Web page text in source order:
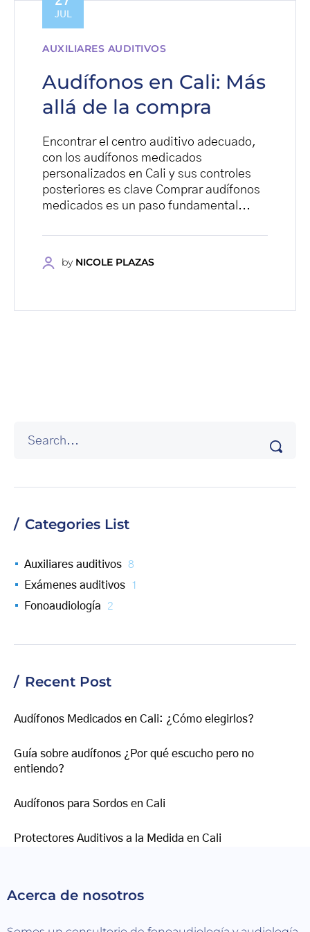
JUL
AUXILIARES AUDITIVOS
Audífonos en Cali: Más
allá de la compra
Encontrar el centro auditivo adecuado,
con los audífonos medicados
personalizados en Cali y sus controles
posteriores es clave Comprar audífonos
medicados es un paso fundamental...
by NICOLE PLAZAS
Categories List
Auxiliares auditivos 8
Exámenes auditivos
1
Fonoaudiología
2
Recent Post
Audífonos Medicados en Cali: ¿Cómo elegirlos?
Guía sobre audífonos ¿Por qué escucho pero no
entiendo?
Audífonos para Sordos en Cali
Protectores Auditivos a la Medida en Cali
Acerca de nosotros